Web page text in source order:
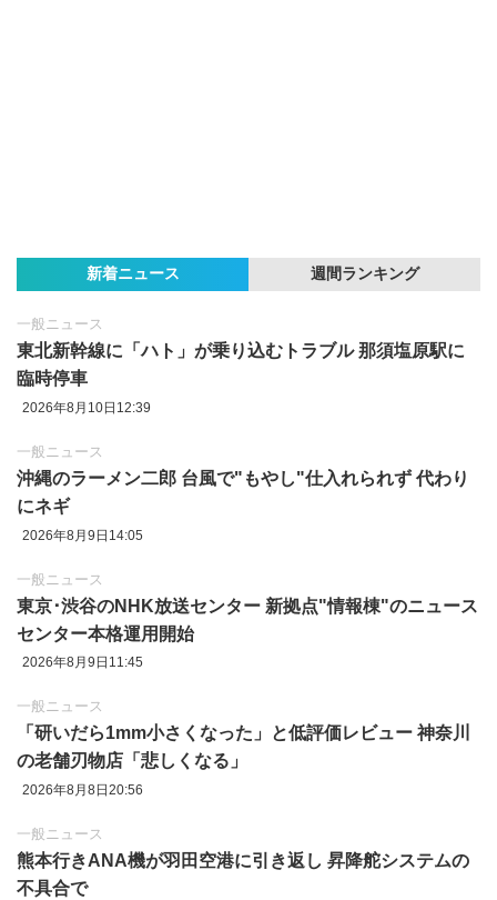
新着ニュース 週間ランキング
一般ニュース
東北新幹線に「ハト」が乗り込むトラブル 那須塩原駅に
臨時停車
2026年8月10日12:39
一般ニュース
沖縄のラーメン二郎 台風で"もやし"仕入れられず 代わり
にネギ
2026年8月9日14:05
一般ニュース
東京‪･‬渋谷のNHK放送センター 新拠点"情報棟"のニュース
センター本格運用開始
2026年8月9日11:45
一般ニュース
「研いだら1mm小さくなった」と低評価レビュー 神奈川
の老舗刃物店「悲しくなる」
2026年8月8日20:56
一般ニュース
熊本行きANA機が羽田空港に引き返し 昇降舵システムの
不具合で